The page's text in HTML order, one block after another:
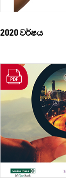
2020 වර්ෂය